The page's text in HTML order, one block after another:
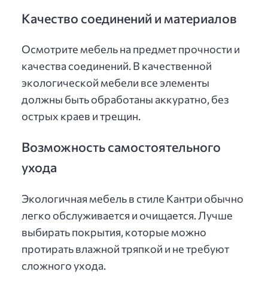
Качество соединений и материалов
Осмотрите мебель на предмет прочности и
качества соединений. В качественной
экологической мебели все элементы
должны быть обработаны аккуратно, без
острых краев и трещин.
Возможность самостоятельного
ухода
Экологичная мебель в стиле Кантри обычно
легко обслуживается и очищается. Лучше
выбирать покрытия, которые можно
протирать влажной тряпкой и не требуют
сложного ухода.